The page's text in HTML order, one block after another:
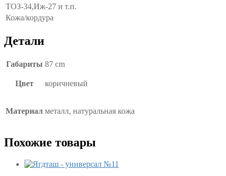
ТОЗ-34,Иж-27 и т.п.
Кожа/кордура
Детали
Габариты 87 cm
Цвет коричневый
Материал металл, натуральная кожа
Похожие товары